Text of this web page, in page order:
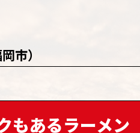
市）
もあるラーメン